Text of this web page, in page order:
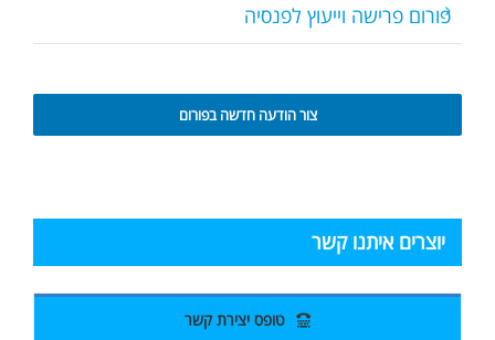
פורום פרישה וייעוץ לפנסיה
צור הודעה חדשה בפורום
יוצרים איתנו קשר
טופס יצירת קשר